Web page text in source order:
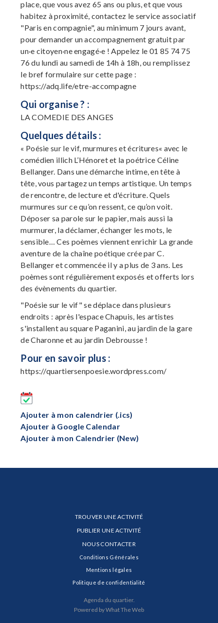
place, que vous avez 65 ans ou plus, et que vous
habitez à proximité, contactez le service associatif
"Paris en compagnie", au minimum 7 jours avant,
pour demander un accompagnement gratuit par
un·e citoyen·ne engagé·e ! Appelez le 01 85 74 75
76 du lundi au samedi de 14h à 18h, ou remplissez
le bref formulaire sur cette page :
https://adq.life/etre-accompagne
Qui organise ? :
LA COMEDIE DES ANGES
Quelques détails :
« Poésie sur le vif, murmures et écritures« avec le
comédien illich L’Hénoret et la poétrice Céline
Bellanger. Dans une démarche intime, en tête à
tête, vous partagez un temps artistique. Un temps
de rencontre, de lecture et d'écriture. Quels
murmures sur ce qu’on ressent, ce qu’on voit.
Déposer sa parole sur le papier, mais aussi la
murmurer, la déclamer, échanger les mots, le
sensible… Ces poèmes viennent enrichir La grande
aventure de la chaîne poétique crée par C.
Bellanger et commencée il y a plus de 3 ans. Les
poèmes sont régulièrement exposés et offerts lors
des évènements du quartier.
"Poésie sur le vif" se déplace dans plusieurs
endroits : après l'espace Chapuis, les artistes
s'installent au square Paganini, au jardin de la gare
de Charonne et au jardin Debrousse !
Pour en savoir plus :
https://quartiersenpoesie.wordpress.com/
Ajouter à mon calendrier (.ics)
Ajouter à Google Calendar
Ajouter à mon Calendrier (New)
TROUVER UNE ACTIVITÉ
PUBLIER UNE ACTIVITÉ
NOUS CONTACTER
Conditions Générales
Mentions légales
Politique de confidentialité
Agenda du quartier.
Powered by What The Web